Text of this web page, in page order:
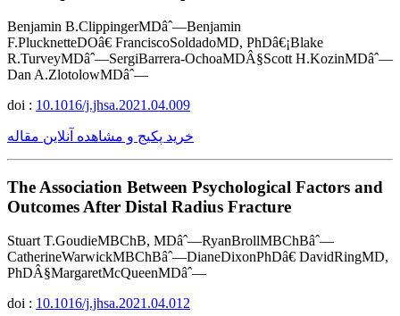
Benjamin B.ClippingerMDâˆ—Benjamin
F.PlucknetteDOâ€ FranciscoSoldadoMD, PhDâ€¡Blake
R.TurveyMDâˆ—SergiBarrera-OchoaMDÂ§Scott H.KozinMDâˆ—
Dan A.ZlotolowMDâˆ—
doi : 10.1016/j.jhsa.2021.04.009
خرید پکیج و مشاهده آنلاین مقاله
The Association Between Psychological Factors and
Outcomes After Distal Radius Fracture
Stuart T.GoudieMBChB, MDâˆ—RyanBrollMBChBâˆ—
CatherineWarwickMBChBâˆ—DianeDixonPhDâ€ DavidRingMD,
PhDÂ§MargaretMcQueenMDâˆ—
doi : 10.1016/j.jhsa.2021.04.012